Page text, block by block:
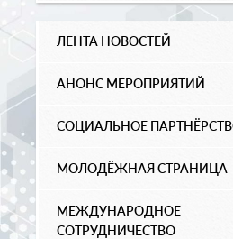
ЛЕНТА НОВОСТЕЙ
АНОНС МЕРОПРИЯТИЙ
СОЦИАЛЬНОЕ
МОЛОДЁЖНАЯ СТРАНИЦА
МЕЖДУНАРОДНОЕ
СОТРУДНИЧЕСТВО